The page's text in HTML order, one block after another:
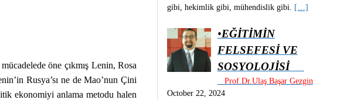
öne çıkmış Lenin, Rosa
Rusya’sı ne de Mao’nun Çini
ekonomiyi anlama metodu halen
gibi, hekimlik gibi, mühendislik gibi. […]
•EĞİTİMİN
FELSEFESİ VE
SOSYOLOJİSİ
Prof.Dr.Ulaş Başar Gezgin
October 22, 2024